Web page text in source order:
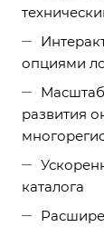
опциями
развития
каталога